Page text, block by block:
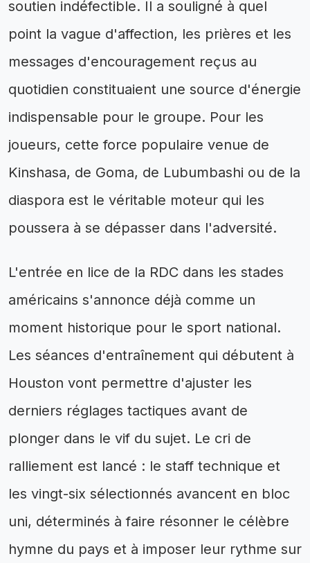
soutien indéfectible. Il a souligné à quel
point la vague d'affection, les prières et les
messages d'encouragement reçus au
quotidien constituaient une source d'énergie
indispensable pour le groupe. Pour les
joueurs, cette force populaire venue de
Kinshasa, de Goma, de Lubumbashi ou de la
diaspora est le véritable moteur qui les
poussera à se dépasser dans l'adversité.
L'entrée en lice de la RDC dans les stades
américains s'annonce déjà comme un
moment historique pour le sport national.
Les séances d'entraînement qui débutent à
Houston vont permettre d'ajuster les
derniers réglages tactiques avant de
plonger dans le vif du sujet. Le cri de
ralliement est lancé : le staff technique et
les vingt-six sélectionnés avancent en bloc
uni, déterminés à faire résonner le célèbre
hymne du pays et à imposer leur rythme sur